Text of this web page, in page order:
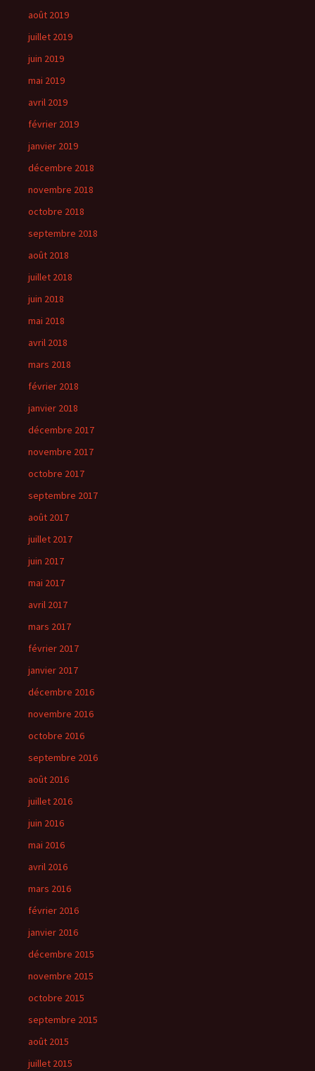
août 2019
juillet 2019
juin 2019
mai 2019
avril 2019
février 2019
janvier 2019
décembre 2018
novembre 2018
octobre 2018
septembre 2018
août 2018
juillet 2018
juin 2018
mai 2018
avril 2018
mars 2018
février 2018
janvier 2018
décembre 2017
novembre 2017
octobre 2017
septembre 2017
août 2017
juillet 2017
juin 2017
mai 2017
avril 2017
mars 2017
février 2017
janvier 2017
décembre 2016
novembre 2016
octobre 2016
septembre 2016
août 2016
juillet 2016
juin 2016
mai 2016
avril 2016
mars 2016
février 2016
janvier 2016
décembre 2015
novembre 2015
octobre 2015
septembre 2015
août 2015
juillet 2015